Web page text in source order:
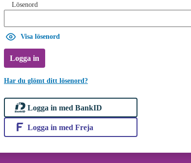
Lösenord
Visa lösenord
Logga in
Har du glömt ditt lösenord?
Logga in med BankID
Logga in med Freja